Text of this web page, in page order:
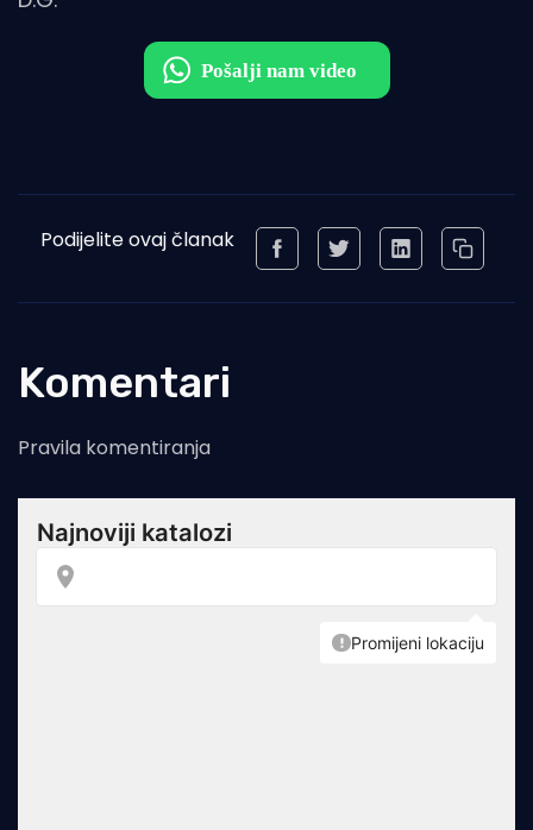
Podijelite ovaj članak
Komentari
Pravila komentiranja